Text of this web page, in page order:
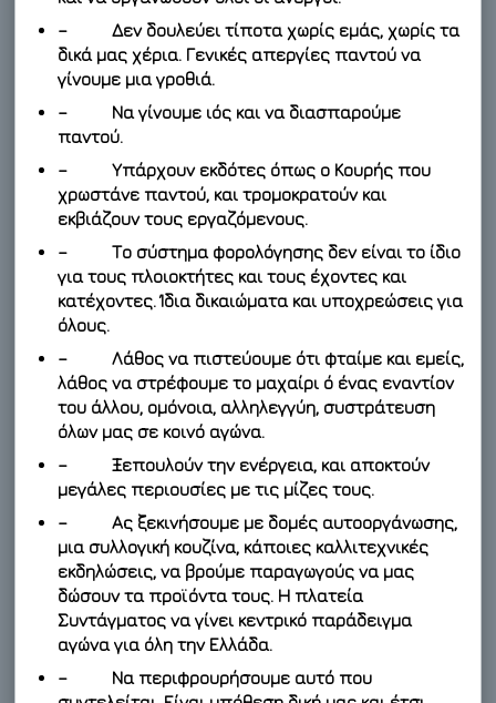
– Δεν δουλεύει τίποτα χωρίς εμάς, χωρίς τα
δικά μας χέρια. Γενικές απεργίες παντού να
γίνουμε μια γροθιά.
– Να γίνουμε ιός και να διασπαρούμε
παντού.
– Υπάρχουν εκδότες όπως ο Κουρής που
χρωστάνε παντού, και τρομοκρατούν και
εκβιάζουν τους εργαζόμενους.
– Το σύστημα φορολόγησης δεν είναι το ίδιο
για τους πλοιοκτήτες και τους έχοντες και
κατέχοντες. Ίδια δικαιώματα και υποχρεώσεις για
όλους.
– Λάθος να πιστεύουμε ότι φταίμε και εμείς,
λάθος να στρέφουμε το μαχαίρι ό ένας εναντίον
του άλλου, ομόνοια, αλληλεγγύη, συστράτευση
όλων μας σε κοινό αγώνα.
– Ξεπουλούν την ενέργεια, και αποκτούν
μεγάλες περιουσίες με τις μίζες τους.
– Ας ξεκινήσουμε με δομές αυτοοργάνωσης,
μια συλλογική κουζίνα, κάποιες καλλιτεχνικές
εκδηλώσεις, να βρούμε παραγωγούς να μας
δώσουν τα προϊόντα τους. Η πλατεία
Συντάγματος να γίνει κεντρικό παράδειγμα
αγώνα για όλη την Ελλάδα.
– Να περιφρουρήσουμε αυτό που